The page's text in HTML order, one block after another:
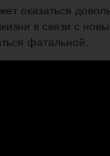
оказаться
в связи с
фатальной.